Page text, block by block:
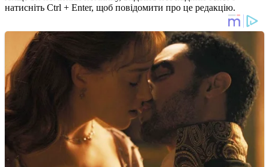
натисніть Ctrl + Enter, щоб повідомити про це редакцію.